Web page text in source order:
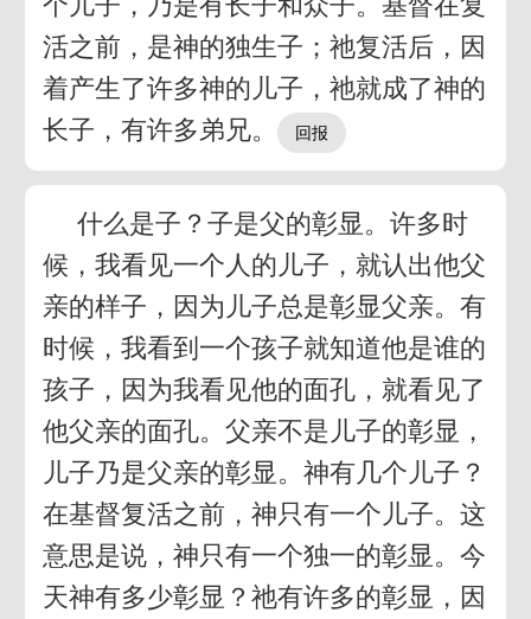
活之前，是神的独生子；祂复活后，因
着产生了许多神的儿子，祂就成了神的
长子，有许多弟兄。
什么是子？子是父的彰显。许多时
候，我看见一个人的儿子，就认出他父
亲的样子，因为儿子总是彰显父亲。有
时候，我看到一个孩子就知道他是谁的
孩子，因为我看见他的面孔，就看见了
他父亲的面孔。父亲不是儿子的彰显，
儿子乃是父亲的彰显。神有几个儿子？
在基督复活之前，神只有一个儿子。这
意思是说，神只有一个独一的彰显。今
天神有多少彰显？祂有许多的彰显，因